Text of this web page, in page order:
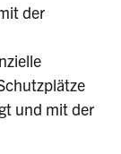
der
und mit der